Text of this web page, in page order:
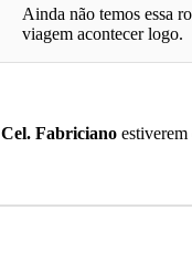
Ainda não temos essa
viagem acontecer logo.
Cel. Fabriciano